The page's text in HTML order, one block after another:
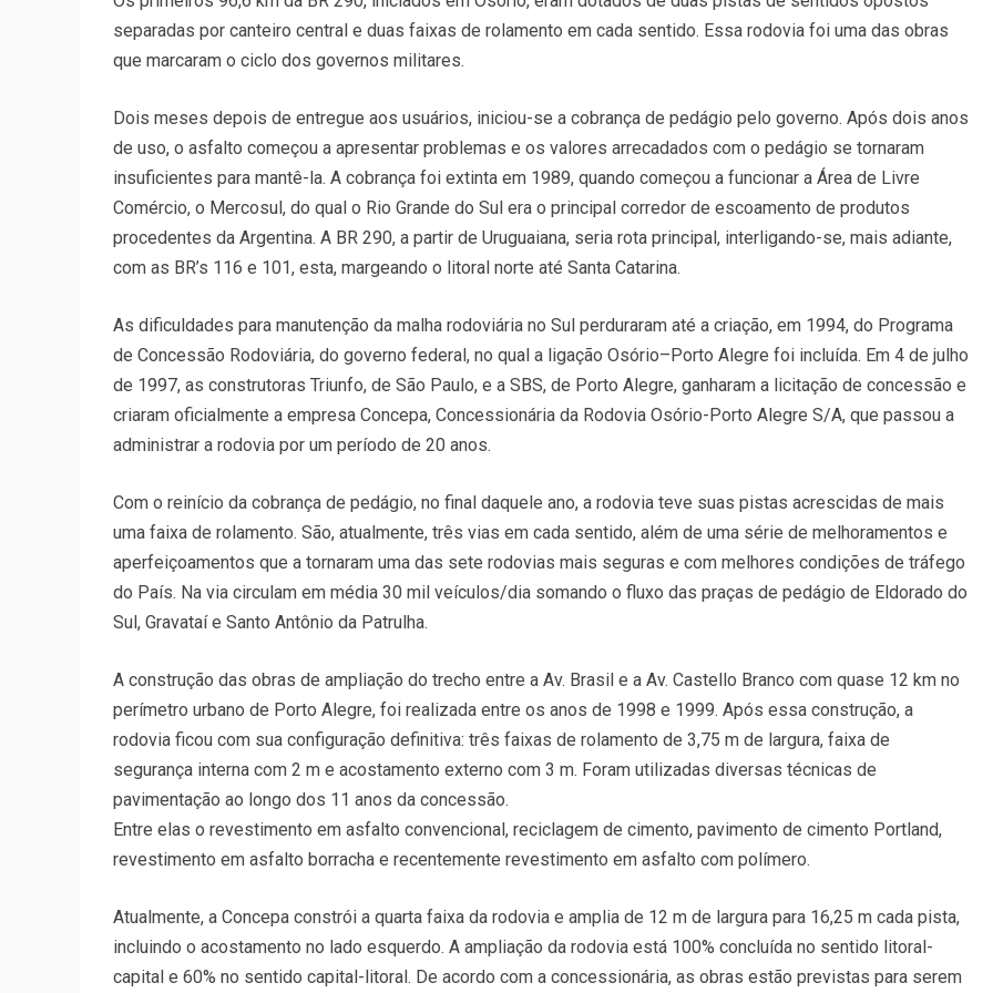
separadas por canteiro central e duas faixas de rolamento em cada sentido. Essa rodovia foi uma das obras
que marcaram o ciclo dos governos militares.
Dois meses depois de entregue aos usuários, iniciou-se a cobrança de pedágio pelo governo. Após dois anos
de uso, o asfalto começou a apresentar problemas e os valores arrecadados com o pedágio se tornaram
insuficientes para mantê-la. A cobrança foi extinta em 1989, quando começou a funcionar a Área de Livre
Comércio, o Mercosul, do qual o Rio Grande do Sul era o principal corredor de escoamento de produtos
procedentes da Argentina. A BR 290, a partir de Uruguaiana, seria rota principal, interligando-se, mais adiante,
com as BR’s 116 e 101, esta, margeando o litoral norte até Santa Catarina.
As dificuldades para manutenção da malha rodoviária no Sul perduraram até a criação, em 1994, do Programa
de Concessão Rodoviária, do governo federal, no qual a ligação Osório–Porto Alegre foi incluída. Em 4 de julho
de 1997, as construtoras Triunfo, de São Paulo, e a SBS, de Porto Alegre, ganharam a licitação de concessão e
criaram oficialmente a empresa Concepa, Concessionária da Rodovia Osório-Porto Alegre S/A, que passou a
administrar a rodovia por um período de 20 anos.
Com o reinício da cobrança de pedágio, no final daquele ano, a rodovia teve suas pistas acrescidas de mais
uma faixa de rolamento. São, atualmente, três vias em cada sentido, além de uma série de melhoramentos e
aperfeiçoamentos que a tornaram uma das sete rodovias mais seguras e com melhores condições de tráfego
do País. Na via circulam em média 30 mil veículos/dia somando o fluxo das praças de pedágio de Eldorado do
Sul, Gravataí e Santo Antônio da Patrulha.
A construção das obras de ampliação do trecho entre a Av. Brasil e a Av. Castello Branco com quase 12 km no
perímetro urbano de Porto Alegre, foi realizada entre os anos de 1998 e 1999. Após essa construção, a
rodovia ficou com sua configuração definitiva: três faixas de rolamento de 3,75 m de largura, faixa de
segurança interna com 2 m e acostamento externo com 3 m. Foram utilizadas diversas técnicas de
pavimentação ao longo dos 11 anos da concessão.
Entre elas o revestimento em asfalto convencional, reciclagem de cimento, pavimento de cimento Portland,
revestimento em asfalto borracha e recentemente revestimento em asfalto com polímero.
Atualmente, a Concepa constrói a quarta faixa da rodovia e amplia de 12 m de largura para 16,25 m cada pista,
incluindo o acostamento no lado esquerdo. A ampliação da rodovia está 100% concluída no sentido litoral-
capital e 60% no sentido capital-litoral. De acordo com a concessionária, as obras estão previstas para serem